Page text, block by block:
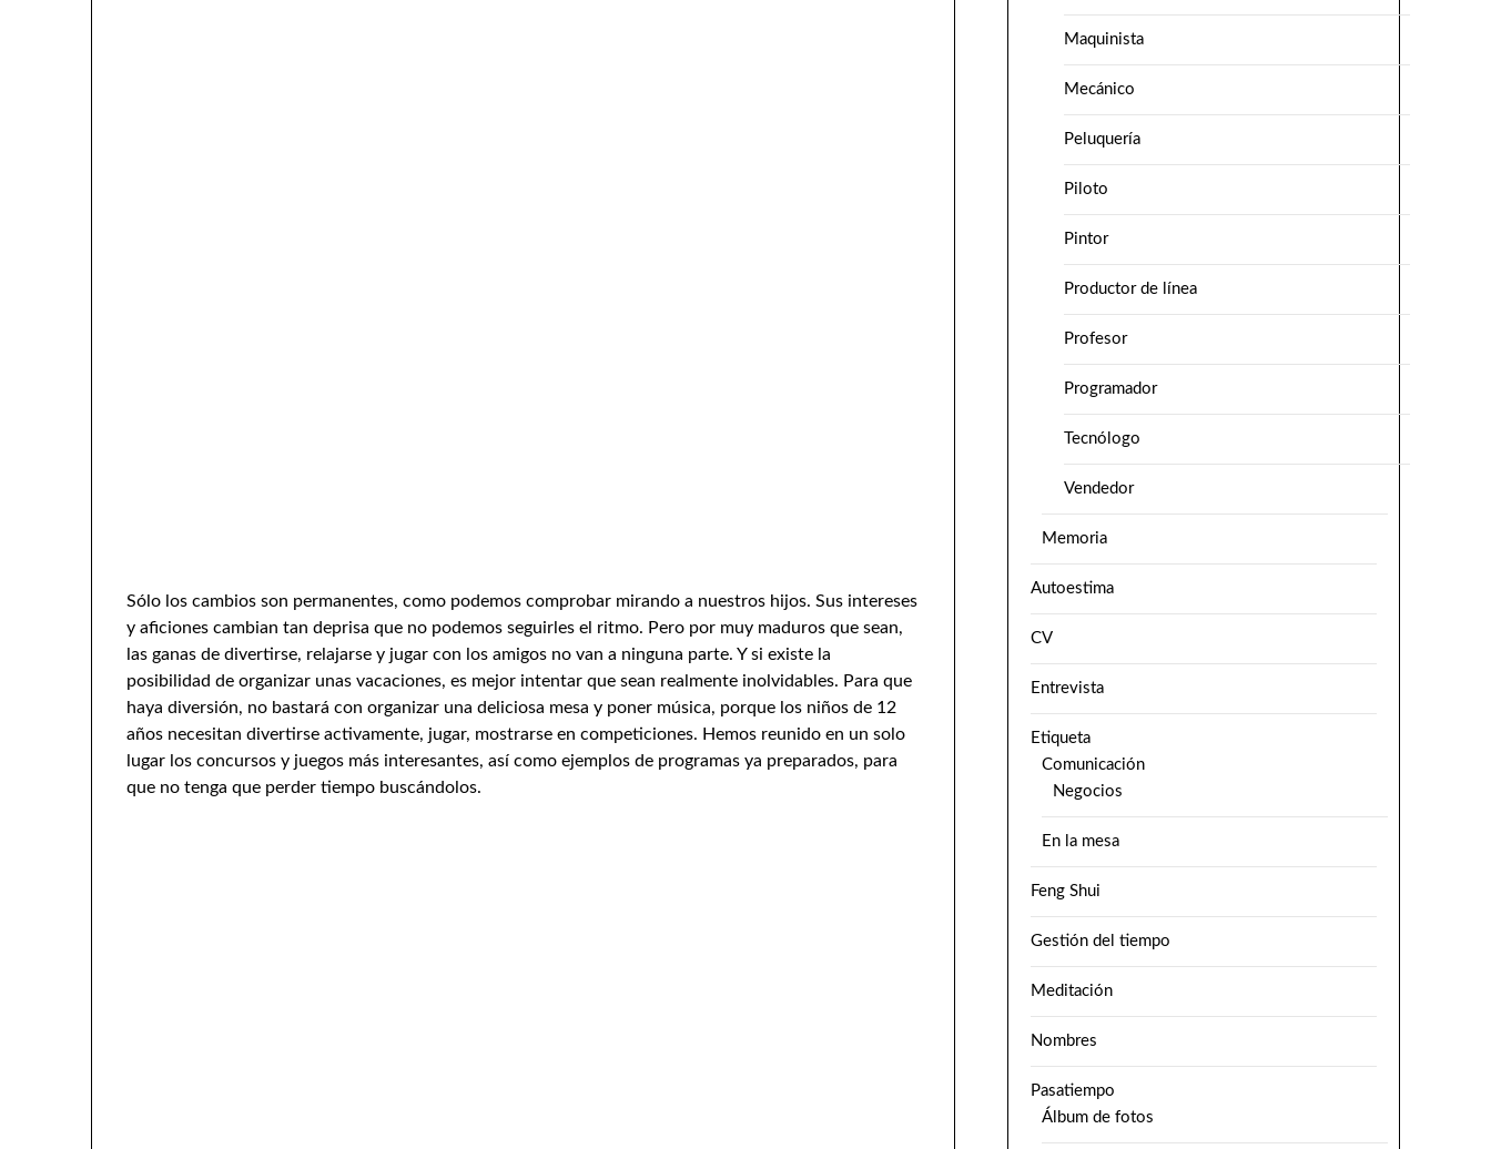
Sólo los cambios son permanentes, como podemos comprobar mirando a nuestros hijos. Sus intereses
y aficiones cambian tan deprisa que no podemos seguirles el ritmo. Pero por muy maduros que sean,
las ganas de divertirse, relajarse y jugar con los amigos no van a ninguna parte. Y si existe la
posibilidad de organizar unas vacaciones, es mejor intentar que sean realmente inolvidables. Para que
haya diversión, no bastará con organizar una deliciosa mesa y poner música, porque los niños de 12
años necesitan divertirse activamente, jugar, mostrarse en competiciones. Hemos reunido en un solo
lugar los concursos y juegos más interesantes, así como ejemplos de programas ya preparados, para
que no tenga que perder tiempo buscándolos.
Maquinista
Mecánico
Peluquería
Piloto
Pintor
Productor de línea
Profesor
Programador
Tecnólogo
Vendedor
Memoria
Autoestima
CV
Entrevista
Etiqueta
Comunicación
Negocios
En la mesa
Feng Shui
Gestión del tiempo
Meditación
Nombres
Pasatiempo
Álbum de fotos